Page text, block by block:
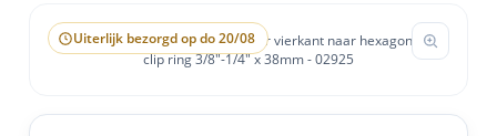
wandcontacten
Uiterlijk bezorgd op do 20/08